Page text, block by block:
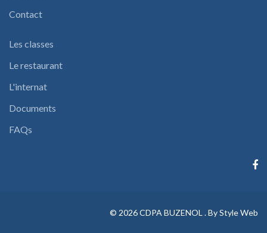
Contact
Les classes
Le restaurant
L'internat
Documents
FAQs
© 2026CDPA BUZENOL .By Style Web